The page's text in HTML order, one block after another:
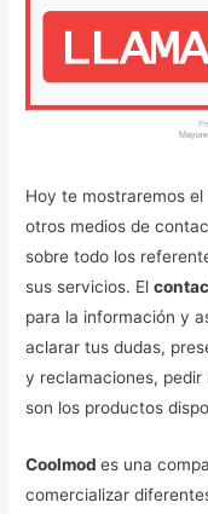
Hoy te mostraremos el
otros medios de
sobre todo los
sus servicios. El
para la información y
aclarar tus dudas,
y reclamaciones,
son los productos
Coolmodes una
comercializar